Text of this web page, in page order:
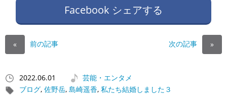
Facebook シェアする
« 前の記事 次の記事 »
2022.06.01
芸能・エンタメ
ブログ, 佐野岳, 島崎遥香, 私たち結婚しました３